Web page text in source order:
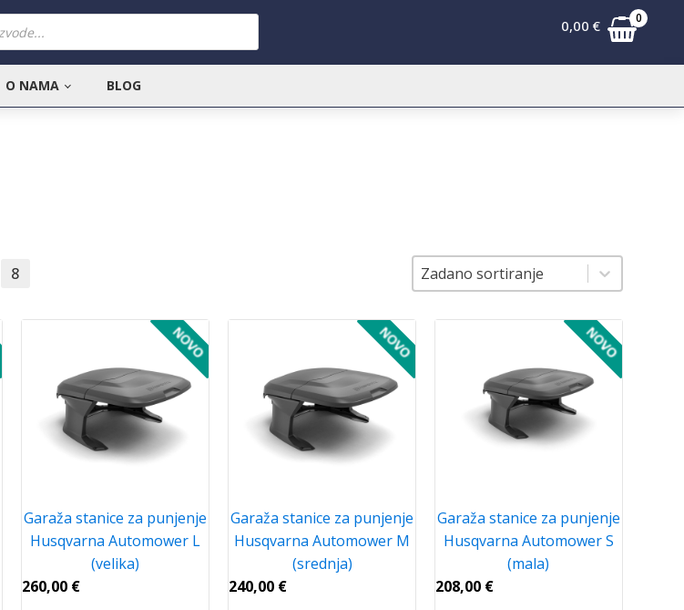
0,00 € 0
O NAMA BLOG
8 Sortiranje
Zadano sortiranje
Sortiranje
Garaža stanice za punjenje
Husqvarna Automower L
(velika)
260,00 €
Garaža stanice za punjenje
Husqvarna Automower M
(srednja)
240,00 €
Garaža stanice za punjenje
Husqvarna Automower S
(mala)
208,00 €